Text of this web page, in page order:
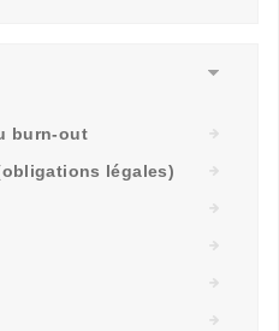
burn-out
légales)